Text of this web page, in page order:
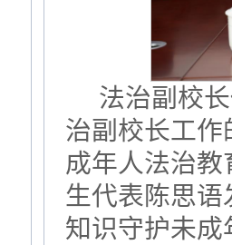
法治副校
治副校长工
成年人法治
生代表陈思
知识守护未